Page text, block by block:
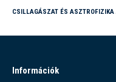
CSILLAGÁSZAT ÉS ASZTROFIZIKA
Információk